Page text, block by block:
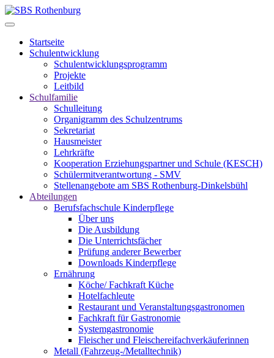
Startseite
Schulentwicklung
Schulentwicklungsprogramm
Projekte
Leitbild
Schulfamilie
Schulleitung
Organigramm des Schulzentrums
Sekretariat
Hausmeister
Lehrkräfte
Kooperation Erziehungspartner und Schule (KESCH)
Schülermitverantwortung - SMV
Stellenangebote am SBS Rothenburg-Dinkelsbühl
Abteilungen
Berufsfachschule Kinderpflege
Über uns
Die Ausbildung
Die Unterrichtsfächer
Prüfung anderer Bewerber
Downloads Kinderpflege
Ernährung
Köche/ Fachkraft Küche
Hotelfachleute
Restaurant und Veranstaltungsgastronomen
Fachkraft für Gastronomie
Systemgastronomie
Fleischer und Fleischereifachverkäuferinnen
Metall (Fahrzeug-/Metalltechnik)